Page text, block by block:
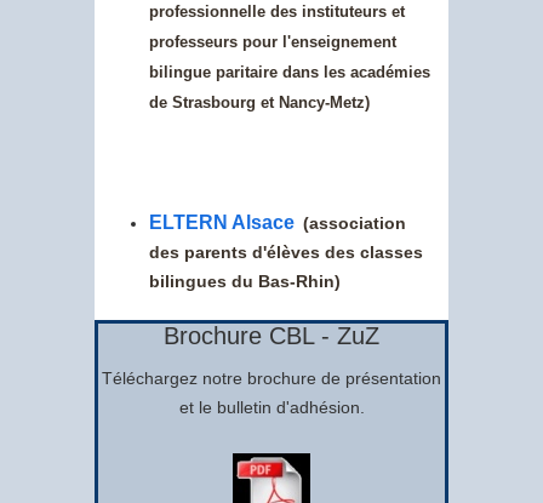
professionnelle des instituteurs et
professeurs pour l'enseignement
bilingue paritaire dans les académies
de Strasbourg et Nancy-Metz)
ELTERN Alsace (association
des parents d'élèves des classes
bilingues du Bas-Rhin)
Brochure CBL - ZuZ
Téléchargez notre brochure de présentation
et le bulletin d'adhésion.